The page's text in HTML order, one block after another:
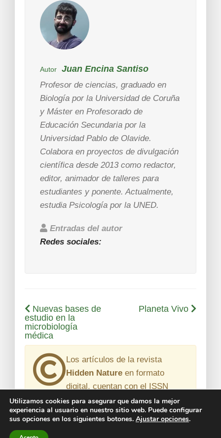
Autor Juan Encina Santiso
Profesor de ciencias, graduado en
Biología por la Universidad de Coruña
y Máster en Profesorado de
Educación Secundaria por la
Universidad Pablo de Olavide.
Colabora en proyectos de divulgación
científica desde 2013 como redactor,
editor, animador de talleres para
estudiantes y ponente. Actualmente,
estudia Psicología por la UNED.
Entradas del autor
Redes sociales:
Nuevas bases de
estudio en la
microbiología
médica
Planeta Vivo
Los artículos de la revista
Hidden Nature en formato
digital, cuentan con el ISSN
2531-0178 . Si quieres participar con tus
artículos de divulgación científicaen
Utilizamos cookies para asegurar que damos la mejor
experiencia al usuario en nuestro sitio web. Puede configurar
sus opciones en los siguientes botones. Ajustar opciones.